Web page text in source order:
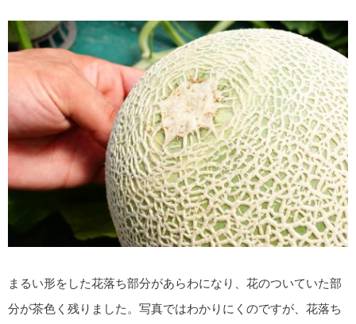
まるい形をした花落ち部分があらわになり、花のついていた部
分が茶色く残りました。写真ではわかりにくのですが、花落ち